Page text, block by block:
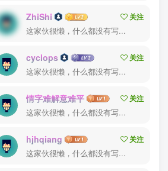
ZhiShi
关注
这家伙很懒，什么都没有写...
cyclops
关注
这家伙很懒，什么都没有写...
情字难解意难平
关注
这家伙很懒，什么都没有写...
hjhqiang
关注
这家伙很懒，什么都没有写...